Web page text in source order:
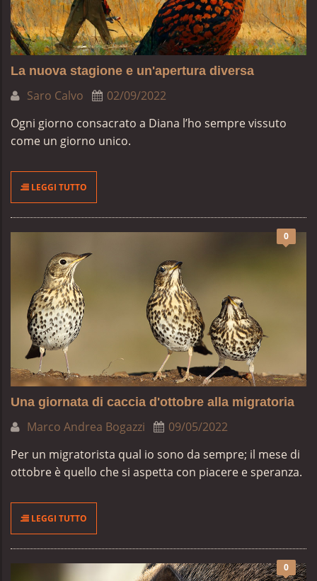
La nuova stagione e un'apertura diversa
Saro Calvo
02/09/2022
Ogni giorno consacrato a Diana l’ho sempre vissuto
come un giorno unico.
LEGGI TUTTO
0
Una giornata di caccia d'ottobre alla migratoria
Marco Andrea Bogazzi
09/05/2022
Per un migratorista qual io sono da sempre; il mese di
ottobre è quello che si aspetta con piacere e speranza.
LEGGI TUTTO
0